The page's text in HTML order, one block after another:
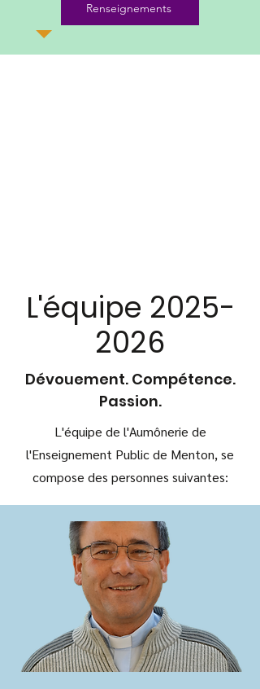
Renseignements
L'équipe 2025-
2026
Dévouement. Compétence.
Passion.
L'équipe de l'Aumônerie de
l'Enseignement Public de Menton, se
compose des personnes suivantes: